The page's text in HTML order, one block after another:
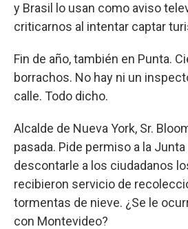
y Brasil lo usan como aviso
criticarnos al intentar captar
Fin de año, también en Punta.
borrachos. No hay ni un
calle. Todo dicho.
Alcalde de Nueva York, Sr.
pasada. Pide permiso a la
descontarle a los ciudadanos
recibieron servicio de
tormentas de nieve. ¿Se le
con Montevideo?